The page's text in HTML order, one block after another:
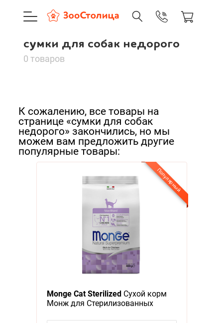
сумки для собак недорого
0 товаров
К сожалению, все товары на
странице «сумки для собак
недорого» закончились, но мы
можем вам предложить другие
популярные товары:
Monge Cat SterilizedСухой корм
Монж для Стерилизованных
Популярный
сумки для собак
недорого
По нашему
По популярности
Cначала дешевые
г. Москва
Каталог товаров
О компании
Доставка и оплата